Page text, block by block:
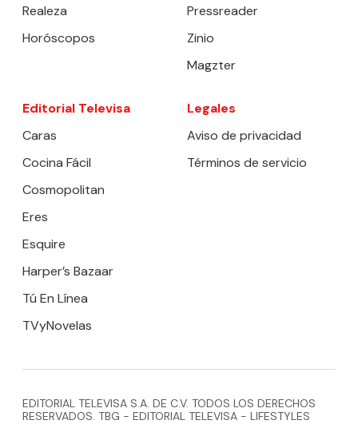
Realeza
Horóscopos
Pressreader
Zinio
Magzter
Editorial Televisa
Caras
Cocina Fácil
Cosmopolitan
Eres
Esquire
Harper’s Bazaar
Tú En Línea
TVyNovelas
Legales
Aviso de privacidad
Términos de servicio
EDITORIAL TELEVISA S.A. DE C.V. TODOS LOS DERECHOS
RESERVADOS. TBG - EDITORIAL TELEVISA - LIFESTYLES